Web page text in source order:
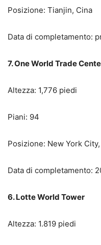
Posizione: Tianjin, Cina
Data di completamento:
7. One World Trade
Altezza: 1,776 piedi
Piani: 94
Posizione: New York
Data di completamento:
6. Lotte World Tower
Altezza: 1.819 piedi